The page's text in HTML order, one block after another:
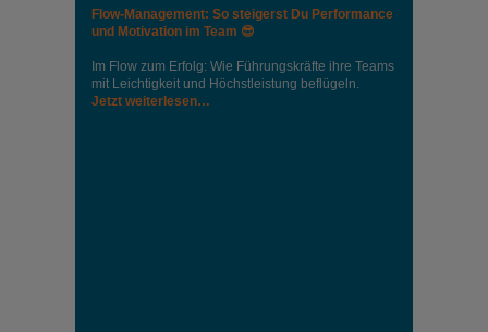
Flow-Management: So steigerst Du Performance
und Motivation im Team 😎
Im Flow zum Erfolg: Wie Führungskräfte ihre Teams
mit Leichtigkeit und Höchstleistung beflügeln.
Jetzt weiterlesen…